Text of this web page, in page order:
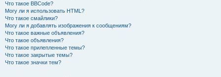
Что такое BBCode?
Могу ли я использовать HTML?
Что такое смайлики?
Могу ли я добавлять изображения к сообщениям?
Что такое важные объявления?
Что такое объявления?
Что такое прилепленные темы?
Что такое закрытые темы?
Что такое значки тем?